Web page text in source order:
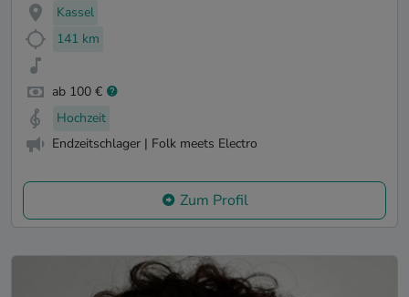
Kassel
141 km
ab 100 €
Hochzeit
Endzeitschlager | Folk meets Electro
Zum Profil